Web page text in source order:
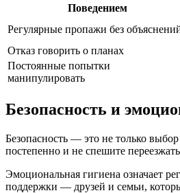
Поведением
Регулярные пропажи без
Отказ говорить о планах
Постоянные попытки
манипулировать
Безопасность и
Безопасность — это не только
постепенно и не спешите
Эмоциональная гигиена означает
поддержки — друзей и семьи,